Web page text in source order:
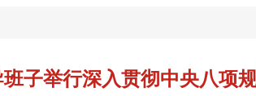
子举行深入贯彻中央八项